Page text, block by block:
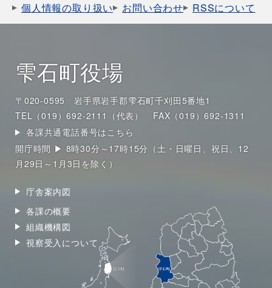
個人情報の取り扱い お問い合わせ RSSについて
雫石町役場
〒020-0595 岩手県岩手郡雫石町千刈田5番地1
TEL（019）692-2111（代表）
FAX（019）692-1311
各課共通電話番号はこちら
開庁時間 ▶ 8時30分～17時15分（土・日曜日、祝日、12
月29日～1月3日を除く）
庁舎案内図
各課の概要
組織機構図
視察受入について